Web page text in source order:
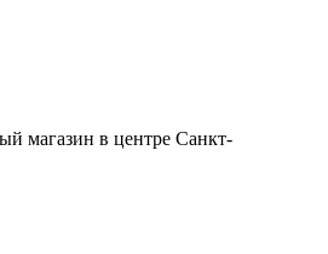
магазин в центре Санкт-